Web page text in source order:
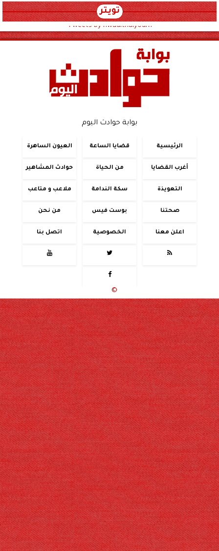
تويتر
Tweets by hwadithalyoum
بوابة حوادث اليوم
الرئيسية قضايا الساعة العيون الساهرة
أغرب القضايا من الحياة حوادث المشاهير
التعويذة سكة الندامة ملاعب و متاعب
صحتنا بوست فيس من نحن
اعلن معنا الخصوصية اتصل بنا




©